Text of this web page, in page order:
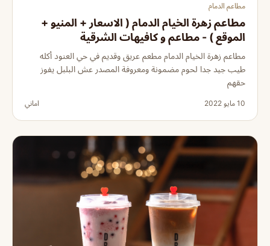
مطاعم الدمام
مطاعم زهرة الخيام الدمام ( الاسعار + المنيو +
الموقع ) - مطاعم و كافيهات الشرقية
مطاعم زهرة الخيام الدمام مطعم عريق وقديم في حي العنود أكله
طيب جيد جدا لحوم مضمونة ومعروفة المصدر عش البلبل يفوز
حقهم
10 مايو 2022 اماني